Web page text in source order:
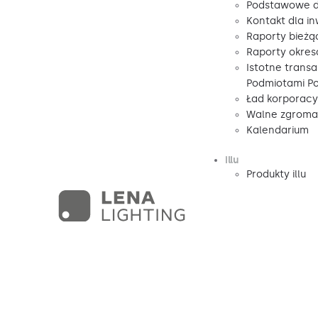
Podstawowe
Kontakt dla
Raporty
Raporty
Istotne
Podmiotami
Ład
Walne
Kalendarium
illu
Produkty illu